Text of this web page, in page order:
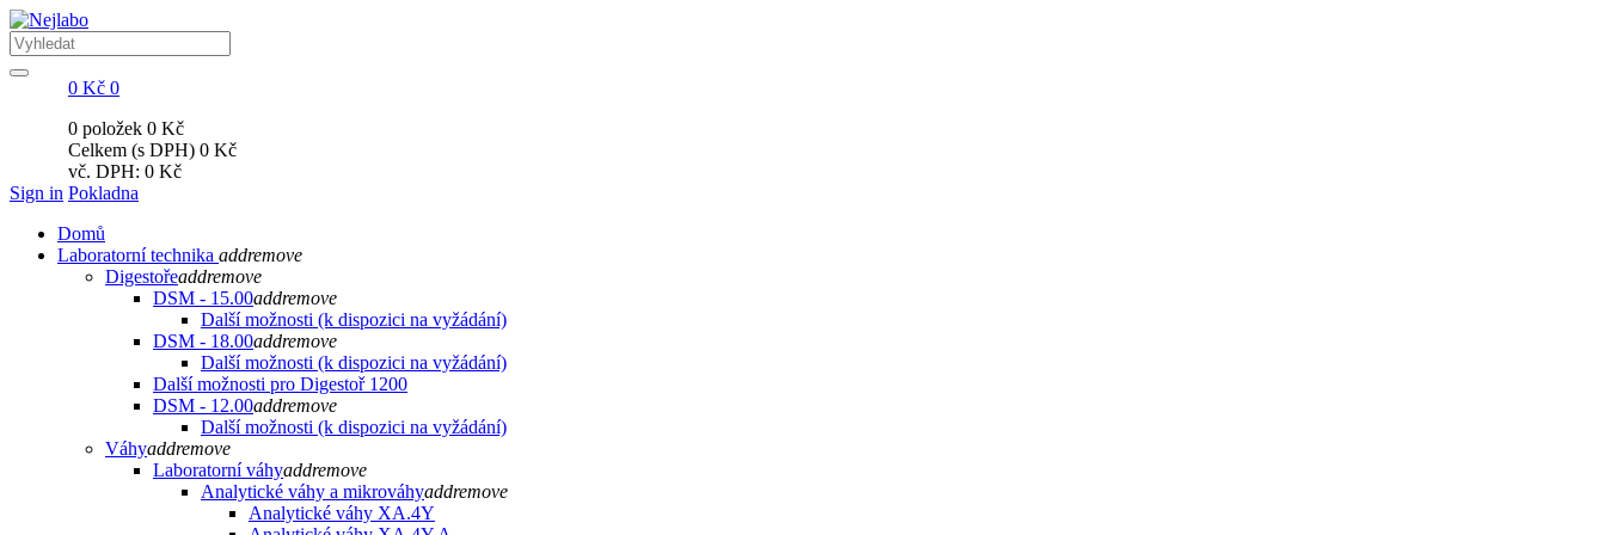
Sign in
0 Kč 0
0 položek 0 Kč
Celkem (s DPH) 0 Kč
vč. DPH: 0 Kč
Pokladna
Domů
Laboratorní technika addremove
Digestořeaddremove
DSM - 15.00addremove
Další možnosti (k dispozici na vyžádání)
DSM - 18.00addremove
Další možnosti (k dispozici na vyžádání)
Další možnosti pro Digestoř 1200
DSM - 12.00addremove
Další možnosti (k dispozici na vyžádání)
Váhyaddremove
Laboratorní váhyaddremove
Analytické váhy a mikrováhyaddremove
Analytické váhy XA.4Y